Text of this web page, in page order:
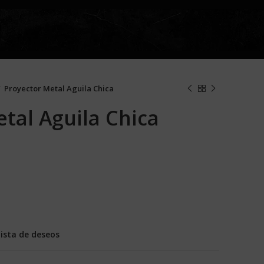
Proyector Metal Aguila Chica
Aguila Chica
de deseos